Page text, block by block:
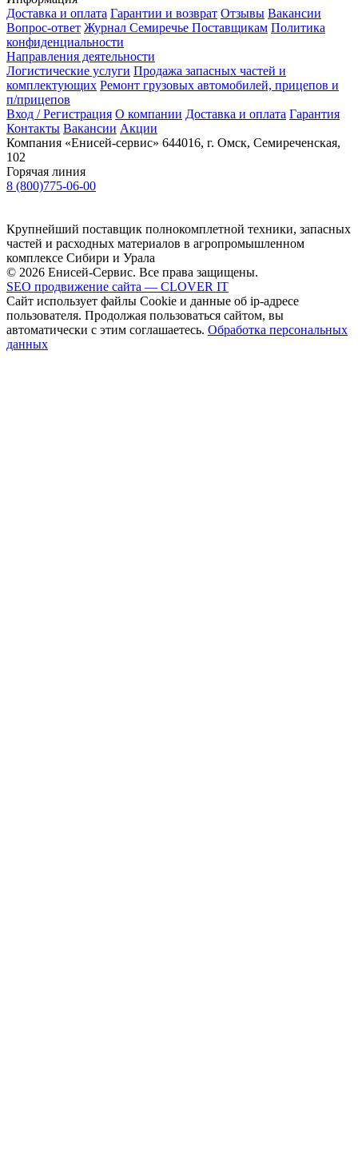
Доставка и оплата Гарантии и возврат Отзывы Вакансии
Вопрос-ответ Журнал Семиречье Поставщикам Политика
конфиденциальности
Направления деятельности
Логистические услуги Продажа запасных частей и
комплектующих Ремонт грузовых автомобилей, прицепов и
п/прицепов
Вход / Регистрация О компании Доставка и оплата Гарантия
Контакты Вакансии Акции
Компания «Енисей-сервис» 644016, г. Омск, Семиреченская,
102
Горячая линия
8 (800)775-06-00
Крупнейший поставщик полнокомплетной техники, запасных
частей и расходных материалов в агропромышленном
комплексе Сибири и Урала
© 2026 Енисей-Сервис. Все права защищены.
SEO продвижение сайта — CLOVER IT
Сайт использует файлы Cookie и данные об ip-адресе
пользователя. Продолжая пользоваться сайтом, вы
автоматически с этим соглашаетесь. Обработка персональных
данных